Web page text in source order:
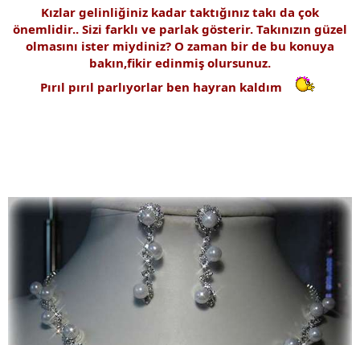
a
a
r
i
h
Kızlar gelinliğiniz kadar taktığınız takı da çok
önemlidir.. Sizi farklı ve parlak gösterir. Takınızın güzel
olmasını ister miydiniz? O zaman bir de bu konuya
bakın,fikir edinmiş olursunuz.
Pırıl pırıl parlıyorlar ben hayran kaldım